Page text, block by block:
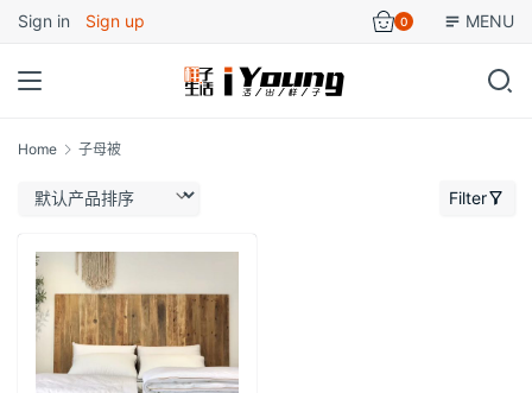
Sign in Sign up 0 MENU
Home 子母被
Filter